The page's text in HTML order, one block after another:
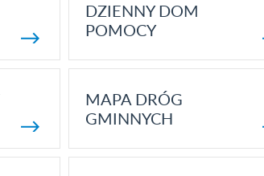
DZIENNY DOM
POMOCY
MAPA DRÓG
GMINNYCH